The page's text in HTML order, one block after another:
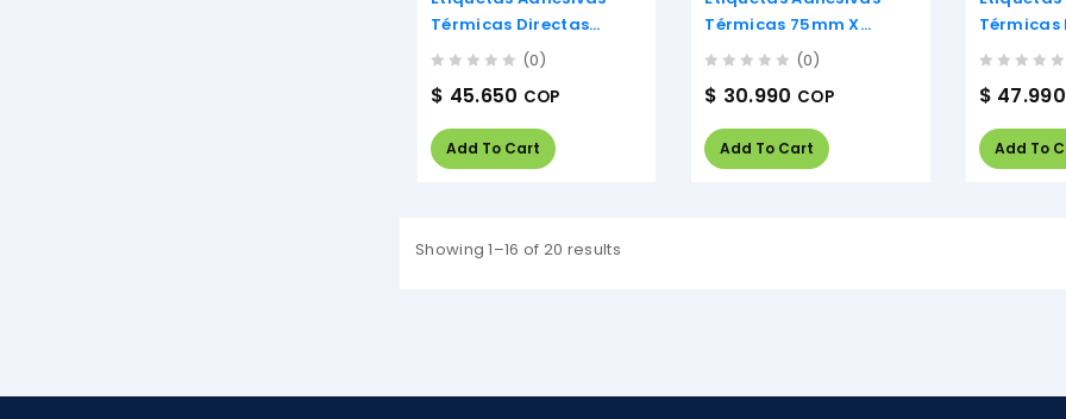
Térmicas Directas
30mm X 40mm
out
5
(0)
$ 45.650 COP
Add To Cart
Térmicas 75mm X
25mm
out
5
(0)
$ 30.990 COP
Add To Cart
Térmicas
32mm X
out
5
$ 47.990
Add To
Showing 1–16 of 20 results